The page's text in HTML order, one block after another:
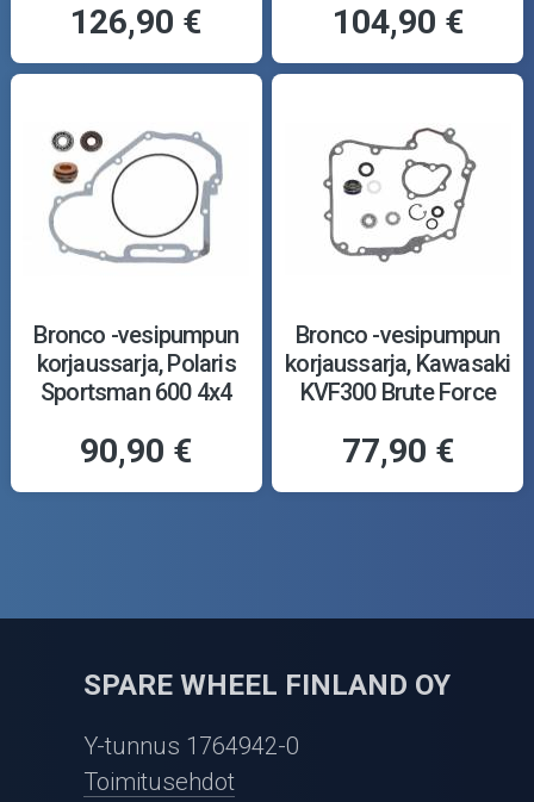
126,90 € 104,90 €
Bronco -vesipumpun
korjaussarja, Polaris
Sportsman 600 4x4
90,90 €
Bronco -vesipumpun
korjaussarja, Kawasaki
KVF300 Brute Force
77,90 €
SPARE WHEEL FINLAND OY
Y-tunnus 1764942-0
Toimitusehdot